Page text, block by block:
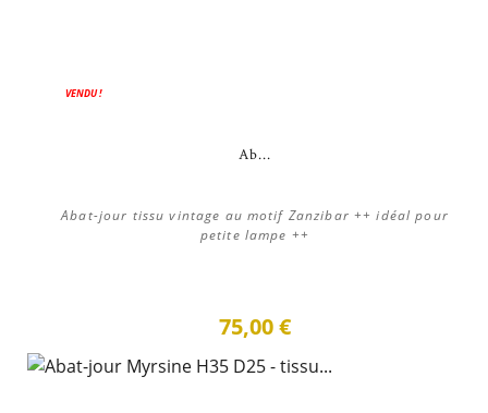
VENDU !
Ab...
Abat-jour tissu vintage au motif Zanzibar ++ idéal pour
petite lampe ++
75,00 €